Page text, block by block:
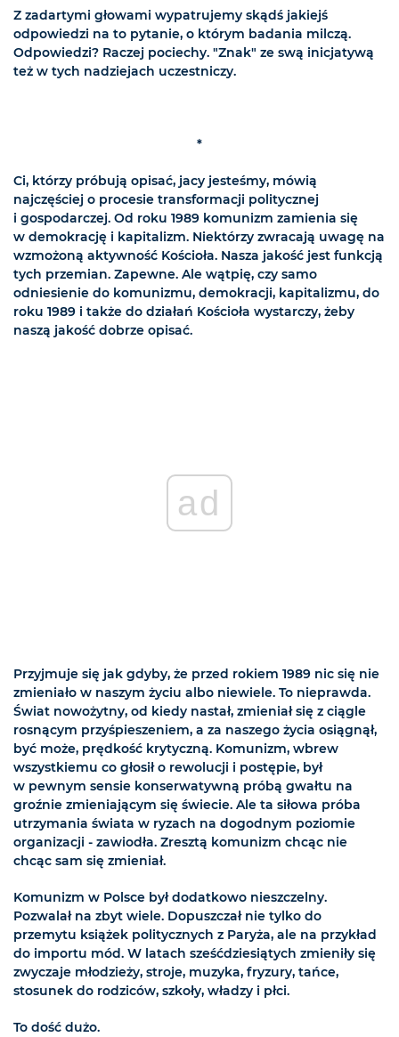
Z zadartymi głowami wypatrujemy skądś jakiejś
odpowiedzi na to pytanie, o którym badania milczą.
Odpowiedzi? Raczej pociechy. "Znak" ze swą inicjatywą
też w tych nadziejach uczestniczy.
*
Ci, którzy próbują opisać, jacy jesteśmy, mówią
najczęściej o procesie transformacji politycznej
i gospodarczej. Od roku 1989 komunizm zamienia się
w demokrację i kapitalizm. Niektórzy zwracają uwagę na
wzmożoną aktywność Kościoła. Nasza jakość jest funkcją
tych przemian. Zapewne. Ale wątpię, czy samo
odniesienie do komunizmu, demokracji, kapitalizmu, do
roku 1989 i także do działań Kościoła wystarczy, żeby
naszą jakość dobrze opisać.
ad
Przyjmuje się jak gdyby, że przed rokiem 1989 nic się nie
zmieniało w naszym życiu albo niewiele. To nieprawda.
Świat nowożytny, od kiedy nastał, zmieniał się z ciągle
rosnącym przyśpieszeniem, a za naszego życia osiągnął,
być może, prędkość krytyczną. Komunizm, wbrew
wszystkiemu co głosił o rewolucji i postępie, był
w pewnym sensie konserwatywną próbą gwałtu na
groźnie zmieniającym się świecie. Ale ta siłowa próba
utrzymania świata w ryzach na dogodnym poziomie
organizacji - zawiodła. Zresztą komunizm chcąc nie
chcąc sam się zmieniał.
Komunizm w Polsce był dodatkowo nieszczelny.
Pozwalał na zbyt wiele. Dopuszczał nie tylko do
przemytu książek politycznych z Paryża, ale na przykład
do importu mód. W latach sześćdziesiątych zmieniły się
zwyczaje młodzieży, stroje, muzyka, fryzury, tańce,
stosunek do rodziców, szkoły, władzy i płci.
To dość dużo.